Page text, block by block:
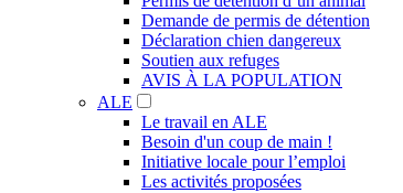
Demande de permis de détention
Déclaration chien dangereux
Soutien aux refuges
AVIS À LA POPULATION
ALE
Le travail en ALE
Besoin d'un coup de main !
Initiative locale pour l’emploi
Les activités proposées